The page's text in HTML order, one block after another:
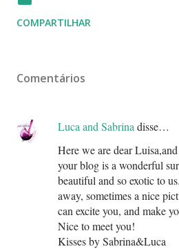
COMPARTILHAR
Comentários
Luca and Sabrina disse…
Here we are dear
your blog is a wonderful
beautiful and so exotic to
away, sometimes a nice
can excite you, and make
Nice to meet you!
Kisses by Sabrina&Luca